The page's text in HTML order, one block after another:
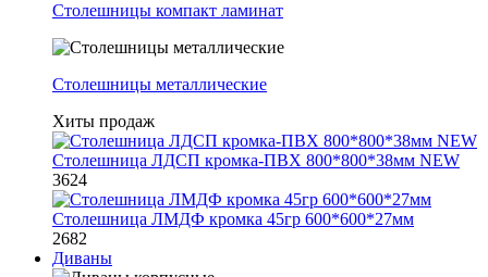
Столешницы компакт ламинат
Столешницы металлические
Хиты продаж
Столешница ЛДСП кромка-ПВХ 800*800*38мм NEW
3624
Столешница ЛМДФ кромка 45гр 600*600*27мм
2682
Диваны